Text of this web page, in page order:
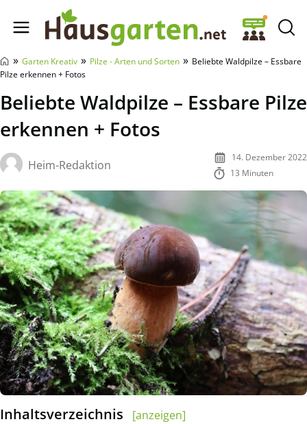
Hausgarten.net
» Garten Kreativ » Pilze - Arten und Sorten » Beliebte Waldpilze – Essbare
Pilze erkennen + Fotos
Beliebte Waldpilze – Essbare Pilze
erkennen + Fotos
Heim-Redaktion
14. Dezember 2022
13 Minuten
Inhaltsverzeichnis
[anzeigen]